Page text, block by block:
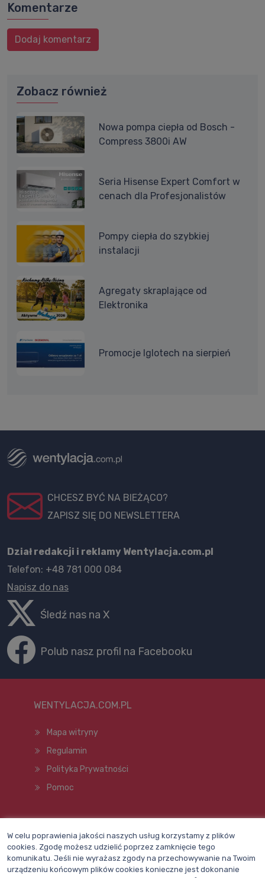
Komentarze
Dodaj komentarz
Zobacz również
Nowa pompa ciepła od Bosch -
Compress 3800i AW
Seria Hisense Expert Comfort w
cenach dla Profesjonalistów
Pompy ciepła do szybkiej
instalacji
Agregaty skraplające od
Elektronika
Promocje Iglotech na sierpień
CHCESZ BYĆ NA BIEŻĄCO?
ZAPISZ SIĘ DO NEWSLETTERA
Dział redakcji i reklamy Wentylacja.com.pl
Telefon: +48 781 000 084
Napisz do nas
Śledź nas na X
Polub nasz profil na Facebooku
WENTYLACJA.COM.PL
Mapa witryny
Regulamin
Polityka Prywatności
Pomoc
W celu poprawienia jakości naszych usług korzystamy z plików
cookies. Zgodę możesz udzielić poprzez zamknięcie tego
komunikatu. Jeśli nie wyrażasz zgody na przechowywanie na Twoim
urządzeniu końcowym plików cookies konieczne jest dokonanie